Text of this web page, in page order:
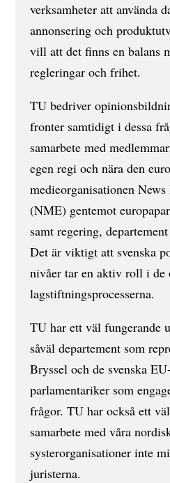
verksamheter att använda
annonsering och
vill att det finns en balans
regleringar och frihet.
TU bedriver
fronter samtidigt i dessa
samarbete med
egen regi och nära den
medieorganisationen
(NME) gentemot
samt regering,
Det är viktigt att svenska
nivåer tar en aktiv roll i de
lagstiftningsprocesserna.
TU har ett väl fungerande
såväl departement som
Bryssel och de svenska
parlamentariker som
frågor. TU har också ett
samarbete med våra
systerorganisationer inte
juristerna.